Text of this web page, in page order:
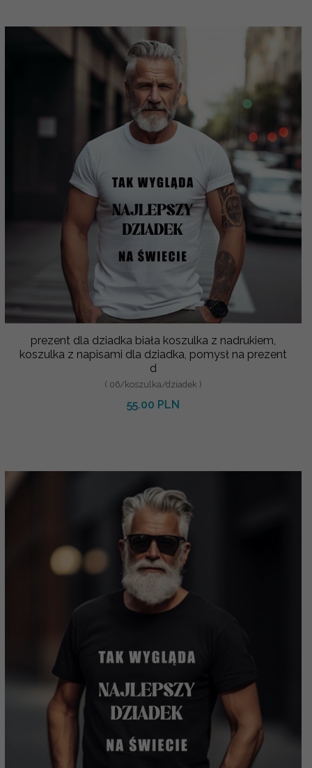
prezent dla dziadka biała koszulka z nadrukiem,
koszulka z napisami dla dziadka, pomysł na prezent
d
( 06/koszulka/dziadek )
55.00 PLN